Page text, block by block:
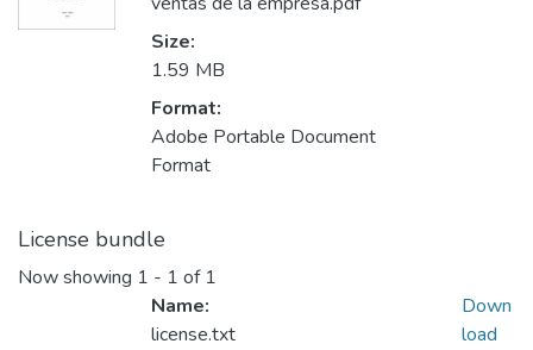
Size:
1.59 MB
Format:
Adobe Portable Document
Format
License bundle
Now showing 1 - 1 of 1
Name:
license.txt
Down
load